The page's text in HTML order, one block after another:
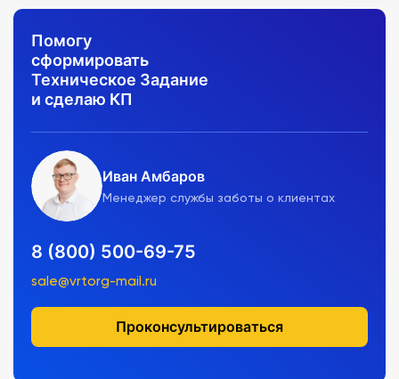
Помогу
сформировать
Техническое Задание
и сделаю КП
Иван Амбаров
Менеджер службы заботы о клиентах
8 (800) 500-69-75
sale@vrtorg-mail.ru
Проконсультироваться